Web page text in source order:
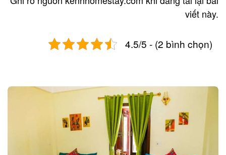
viết này.
4.5/5 - (2 bình chọn)
Post
navigation